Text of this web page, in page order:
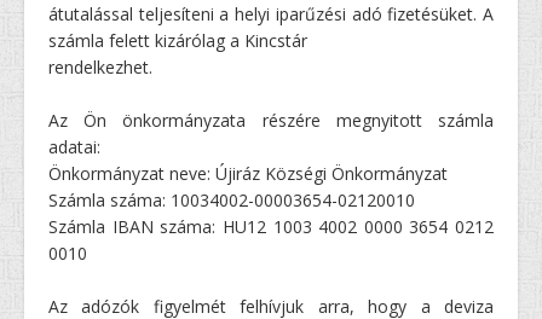
átutalással teljesíteni a helyi iparűzési adó fizetésüket. A
számla felett kizárólag a Kincstár
rendelkezhet.
Az Ön önkormányzata részére megnyitott számla
adatai:
Önkormányzat neve: Újiráz Községi Önkormányzat
Számla száma: 10034002-00003654-02120010
Számla IBAN száma: HU12 1003 4002 0000 3654 0212
0010
Az adózók figyelmét felhívjuk arra, hogy a deviza